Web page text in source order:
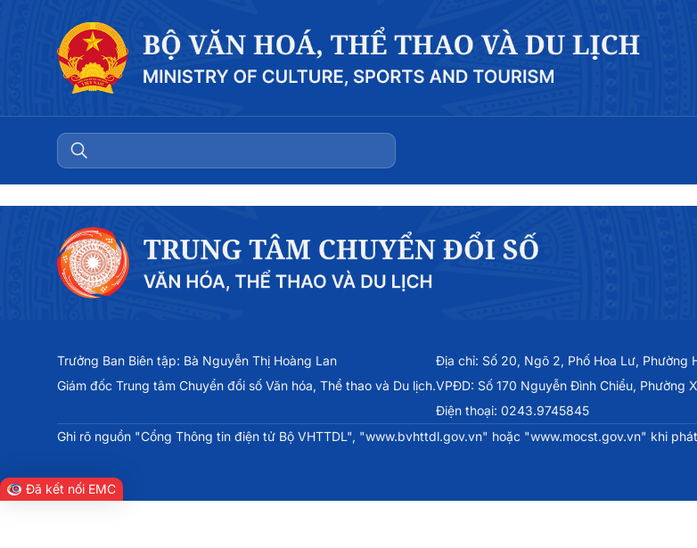
Trưởng Ban Biên tập: Bà Nguyễn Thị Hoàng Lan
Giám đốc Trung tâm Chuyển đổi số Văn hóa, Thể thao và Du lịch.
Địa chỉ: Số 20, Ngõ 2, Phố Hoa Lư, Phường
VPĐD: Số 170 Nguyễn Đình Chiểu, Phường
Điện thoại: 0243.9745845
Ghi rõ nguồn "Cổng Thông tin điện tử Bộ VHTTDL", "www.bvhttdl.gov.vn" hoặc "www.mocst.gov.vn" khi
Đã kết nối EMC